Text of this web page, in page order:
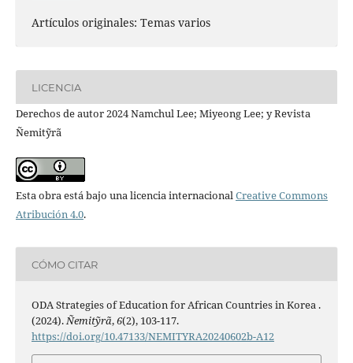
Artículos originales: Temas varios
LICENCIA
Derechos de autor 2024 Namchul Lee; Miyeong Lee; y Revista
Ñemitỹrã
Esta obra está bajo una licencia internacionalCreative Commons
Atribución 4.0.
CÓMO CITAR
ODA Strategies of Education for African Countries in Korea .
(2024).Ñemitỹrã,6(2), 103-117.
https://doi.org/10.47133/NEMITYRA20240602b-A12